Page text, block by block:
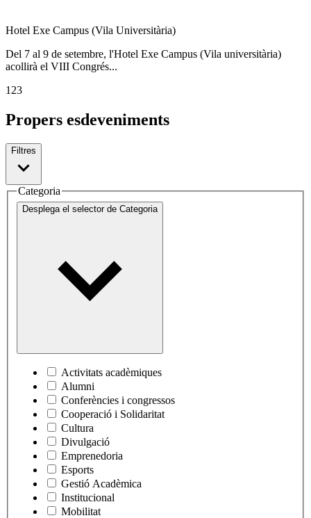
Hotel Exe Campus (Vila Universitària)
Del 7 al 9 de setembre, l'Hotel Exe Campus (Vila universitària)
acollirà el VIII Congrés...
1 23
Propers esdeveniments
Filtres
Categoria
Desplega el selector de Categoria
Activitats acadèmiques
Alumni
Conferències i congressos
Cooperació i Solidaritat
Cultura
Divulgació
Emprenedoria
Esports
Gestió Acadèmica
Institucional
Mobilitat